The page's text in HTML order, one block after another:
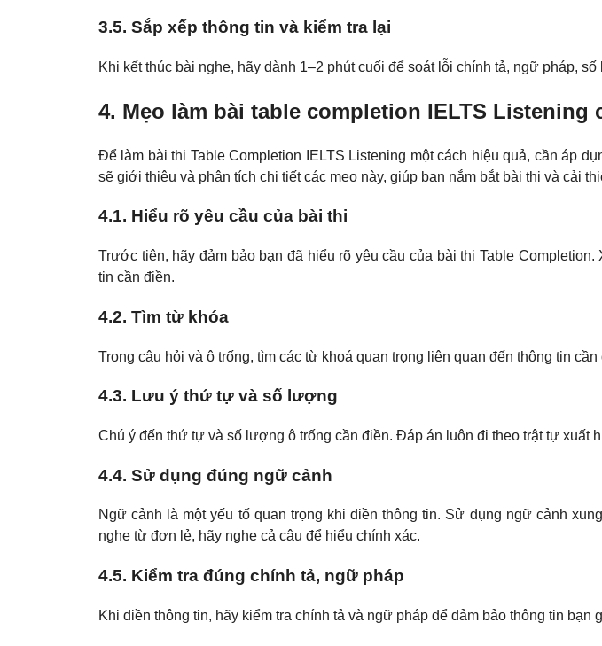
3.5. Sắp xếp thông tin và kiểm tra lại
Khi kết thúc bài nghe, hãy dành 1–2 phút cuối để soát lỗi chính tả, ngữ pháp,
4. Mẹo làm bài table completion IELTS Listening
Để làm bài thi Table Completion IELTS Listening một cách hiệu quả, cần áp
sẽ giới thiệu và phân tích chi tiết các mẹo này, giúp bạn nắm bắt bài thi và cải
4.1. Hiểu rõ yêu cầu của bài thi
Trước tiên, hãy đảm bảo bạn đã hiểu rõ yêu cầu của bài thi Table
tin cần điền.
4.2. Tìm từ khóa
Trong câu hỏi và ô trống, tìm các từ khoá quan trọng liên quan đến thông tin
4.3. Lưu ý thứ tự và số lượng
Chú ý đến thứ tự và số lượng ô trống cần điền. Đáp án luôn đi theo trật tự xuất
4.4. Sử dụng đúng ngữ cảnh
Ngữ cảnh là một yếu tố quan trọng khi điền thông tin. Sử dụng ngữ cảnh
nghe từ đơn lẻ, hãy nghe cả câu để hiểu chính xác.
4.5. Kiểm tra đúng chính tả, ngữ pháp
Khi điền thông tin, hãy kiểm tra chính tả và ngữ pháp để đảm bảo thông tin bạn